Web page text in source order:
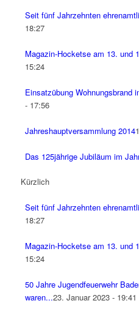
Seit fünf Jahrzehnten
18:27
Magazin-Hocketse am 13. und
15:24
Einsatzübung Wohnungsbrand
- 17:56
Jahreshauptversammlung 2014
Das 125jährige Jubiläum im
Kürzlich
Seit fünf Jahrzehnten
18:27
Magazin-Hocketse am 13. und
15:24
50 Jahre Jugendfeuerwehr
waren...23. Januar 2023 - 19:41